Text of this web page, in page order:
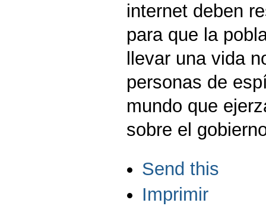
internet deben
para que la
llevar una vida
personas de
mundo que
sobre el
de
Documento
Send this
Imprimir